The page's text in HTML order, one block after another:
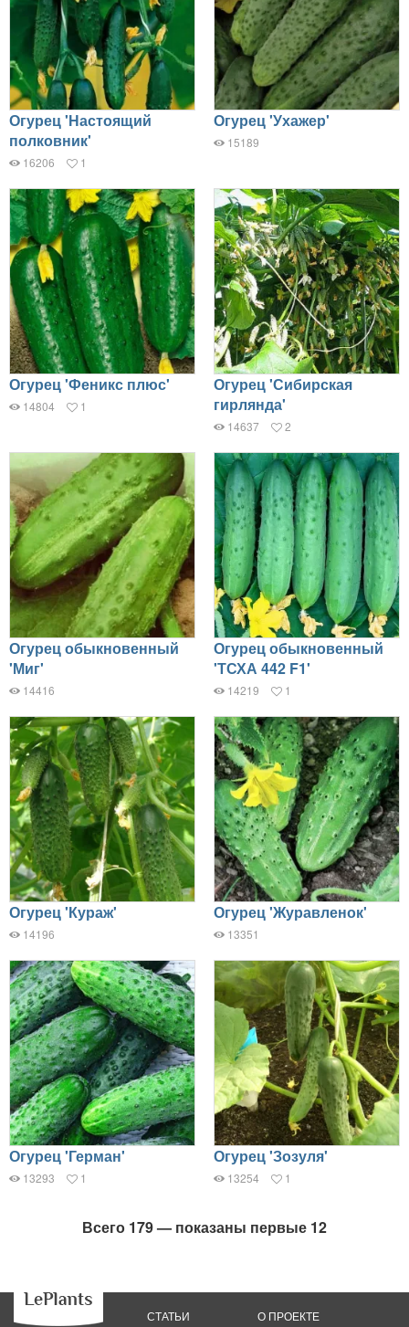
Огурец 'Настоящий
полковник'
16206 1
Огурец 'Ухажер'
15189
Огурец 'Феникс плюс'
14804 1
Огурец 'Сибирская
гирлянда'
14637 2
Огурец обыкновенный
'Миг'
14416
Огурец обыкновенный
'ТСХА 442 F1'
14219 1
Огурец 'Кураж'
14196
Огурец 'Журавленок'
13351
Огурец 'Герман'
13293 1
Огурец 'Зозуля'
13254 1
Всего 179 — показаны первые 12
СТАТЬИ О ПРОЕКТЕ